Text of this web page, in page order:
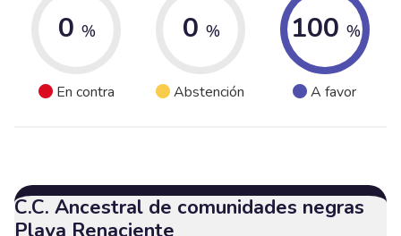
0 %
En contra
0 %
Abstención
100 %
A favor
C.C. Ancestral de comunidades negras
Playa Renaciente